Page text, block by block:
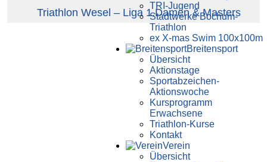
TRI-Jugend
Stadtwerke Bochum-
Triathlon
ex X-mas Swim 100x100m
Breiten­sport
Übersicht
Aktionstage
Sportabzeichen-
Aktionswoche
Kursprogramm
Erwachsene
Triathlon-Kurse
Kontakt
Verein
Übersicht
Triathlon Wesel – Liga 1.Damen & Masters